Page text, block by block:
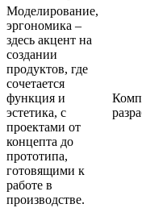
Моделирование,
эргономика –
здесь акцент на
создании
продуктов, где
сочетается
функция и
эстетика, с
проектами от
концепта до
прототипа,
готовящими к
работе в
производстве.